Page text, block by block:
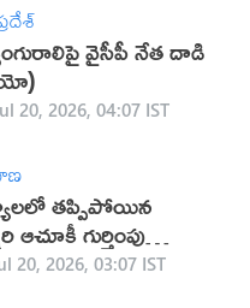
వైసీపీ నేత దాడి
20, 2026, 04:07 IST
తప్పిపోయిన
ఆచూకీ గుర్తింపు
20, 2026, 03:07 IST